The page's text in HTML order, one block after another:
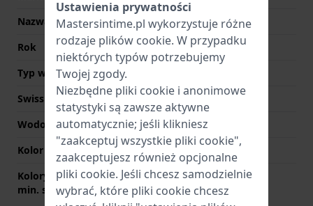
Nazwa
Gilmore
Rok
2025 Jesień/Zima
Typ wyświetlacza
Swiss Made
Nie
Wodoodporność
5 Bar (prysznic)
Kolor tarczy
Srebrny
Kolory wskazówek (godz.
min. sek.)
Złoty, Złoty, Złoty
Ustawienia prywatności
Mastersintime.pl wykorzystuje różne
rodzaje plików cookie. W przypadku
niektórych typów potrzebujemy
Twojej zgody.
Niezbędne pliki cookie i anonimowe
statystyki są zawsze aktywne
automatycznie; jeśli klikniesz
"zaakceptuj wszystkie pliki cookie",
zaakceptujesz również opcjonalne
pliki cookie. Jeśli chcesz samodzielnie
wybrać, które pliki cookie chcesz